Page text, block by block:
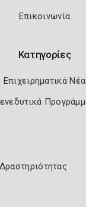
Επικοινωνία
Κατηγορίες
Επιχειρηματικά Νέα